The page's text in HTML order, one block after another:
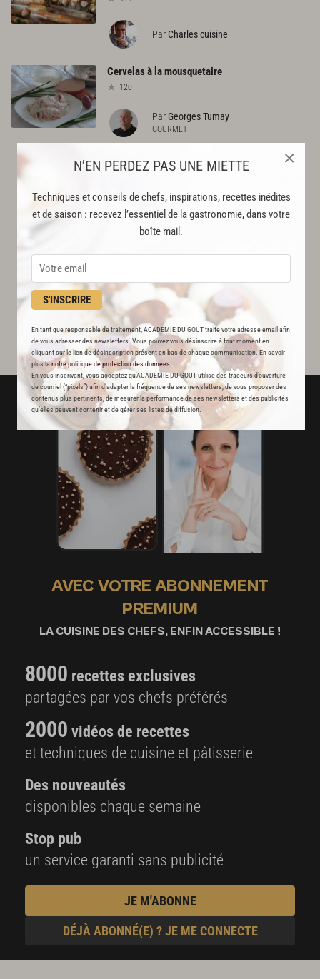
N’EN PERDEZ PAS UNE MIETTE
Techniques et conseils de chefs, inspirations, recettes inédites
et de saison : recevez l’essentiel de la gastronomie, dans votre
boîte mail.
S'INSCRIRE
En tant que responsable de traitement, ACADEMIE DU GOUT traite votre adresse email afin
de vous adresser des newsletters. Vous pouvez vous désinscrire à tout moment en
cliquant sur le lien de désinscription présent en bas de chaque communication. En savoir
plus lanotre politique de protection des données
En vous inscrivant, vous acceptez qu'ACADEMIE DU GOUT utilise des traceurs d’ouverture
de courriel (“pixels”) afin d’adapter la fréquence de ses newsletters, de vous proposer des
contenus plus pertinents, de mesurer la performance de ses newsletters et des publicités
qu’elles peuvent contenir et de gérer ses listes de diffusion.
×
Par Charles cuisine
Cervelasà lamousquetaire
120
ParGeorges Tumay
GOURMET
AVEC VOTRE ABONNEMENT
PREMIUM
LA CUISINE DES CHEFS, ENFIN ACCESSIBLE !
8000 recettes exclusives
partagées par vos chefs préférés
2000 vidéos de recettes
et techniques de cuisine et pâtisserie
Des nouveautés
disponibles chaque semaine
Stop pub
un service garanti sans publicité
JE M'ABONNE
DÉJÀ ABONNÉ(E) ? JE ME CONNECTE